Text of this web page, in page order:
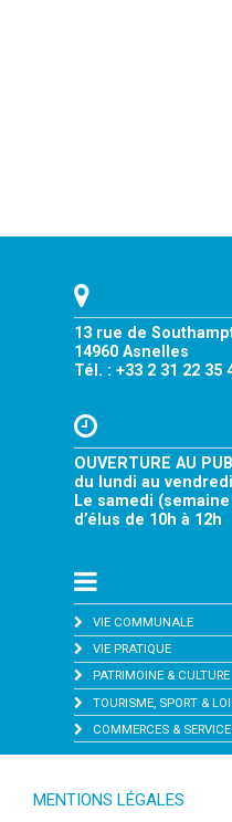
13 rue de
14960 Asnelles
Tél. : +33 2 31 22 35
OUVERTURE AU
du lundi au
Le samedi
d’élus de 10h à 12h
VIE COMMUNALE
VIE PRATIQUE
PATRIMOINE & CULTURE
TOURISME, SPORT &
COMMERCES &
MENTIONS LÉGALES